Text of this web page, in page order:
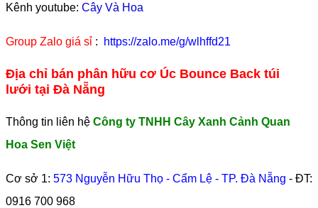
Kênh youtube: Cây Và Hoa
Group Zalo giá sỉ : https://zalo.me/g/wlhffd21
Địa chỉ bán phân hữu cơ Úc Bounce Back túi
lưới tại Đà Nẵng
Thông tin liên hệ Công ty TNHH Cây Xanh Cảnh Quan
Hoa Sen Việt
Cơ sở 1: 573 Nguyễn Hữu Thọ - Cẩm Lệ - TP. Đà Nẵng - ĐT:
0916 700 968